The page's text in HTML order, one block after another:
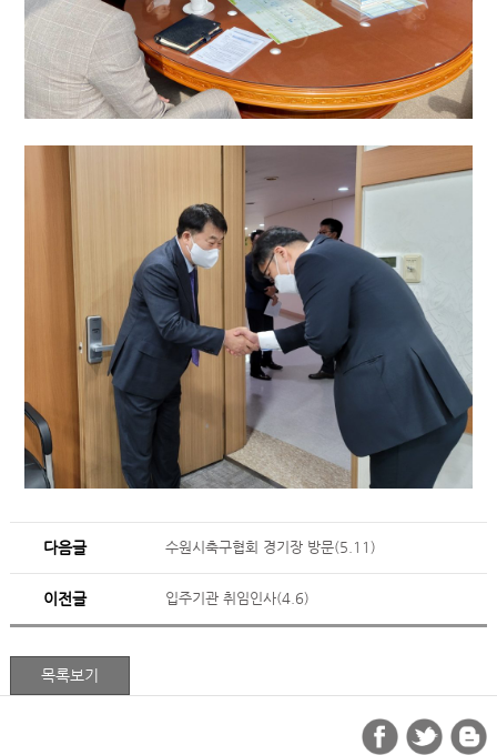
다음글 수원시축구협회 경기장 방문(5.11)
이전글 입주기관 취임인사(4.6)